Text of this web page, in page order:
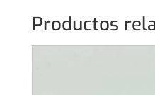
Productos